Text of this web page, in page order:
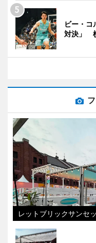
ビー・コ
対決」
レットブリックサンセ